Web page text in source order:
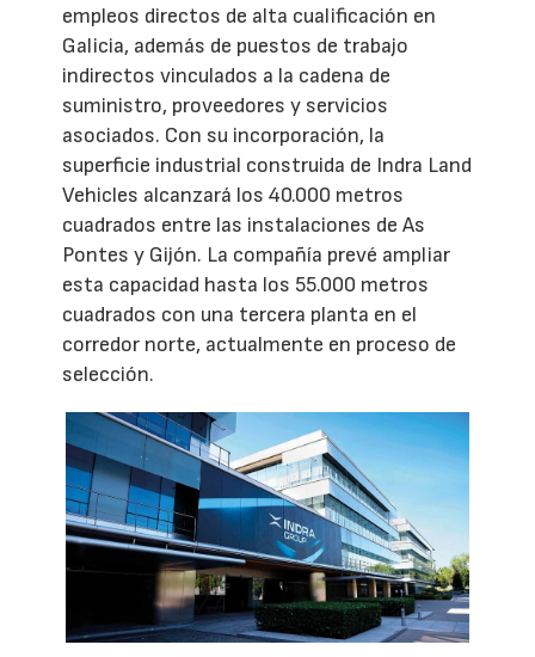
empleos directos de alta cualificación en
Galicia, además de puestos de trabajo
indirectos vinculados a la cadena de
suministro, proveedores y servicios
asociados. Con su incorporación, la
superficie industrial construida de Indra Land
Vehicles alcanzará los 40.000 metros
cuadrados entre las instalaciones de As
Pontes y Gijón. La compañía prevé ampliar
esta capacidad hasta los 55.000 metros
cuadrados con una tercera planta en el
corredor norte, actualmente en proceso de
selección.